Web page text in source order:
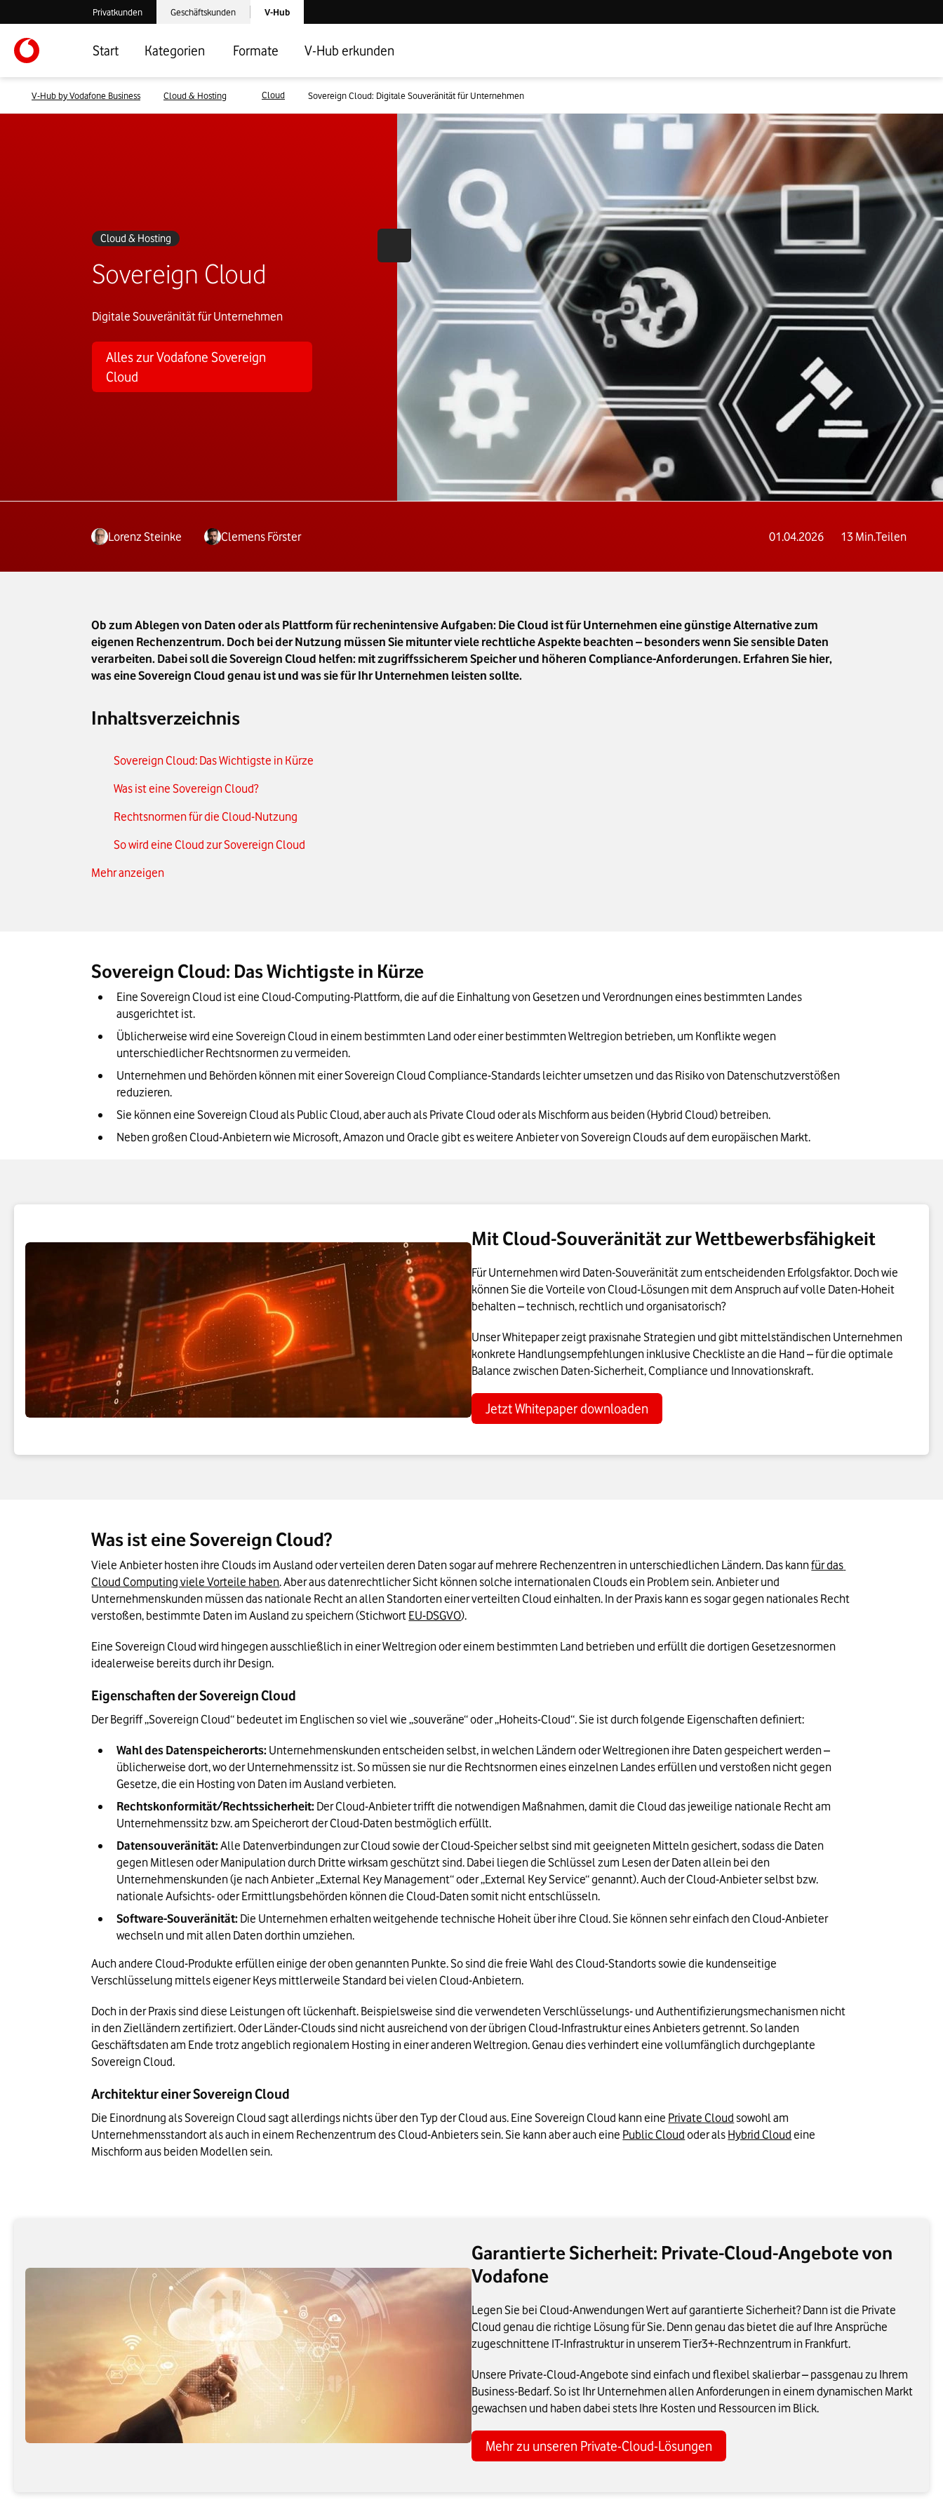
Verlassen der V-Hub Webseite: Zum Privatkundenbereich
Privatkunden Verlassen der V-Hub Webseite: Zum Geschäftskundenbereich
Geschäftskunden Laden der V-Hub Startseite
V-Hub
Start Kategorien Formate V-Hub erkunden
V-Hub by Vodafone Business Cloud & Hosting Cloud Sovereign Cloud: Digitale Souveränität für Unternehmen
Cloud & Hosting
Sovereign Cloud
Digitale Souveränität für Unternehmen
Alles zur Vodafone Sovereign
Cloud
Lorenz Steinke Clemens Förster 01.04.2026 13 Min.Teilen
Ob zum Ablegen von Daten oder als Plattform für rechenintensive Aufgaben: Die Cloud ist für Unternehmen eine günstige Alternative zum
eigenen Rechenzentrum. Doch bei der Nutzung müssen Sie mitunter viele rechtliche Aspekte beachten – besonders wenn Sie sensible Daten
verarbeiten. Dabei soll die Sovereign Cloud helfen: mit zugriffssicherem Speicher und höheren Compliance-Anforderungen. Erfahren Sie hier,
was eine Sovereign Cloud genau ist und was sie für Ihr Unternehmen leisten sollte.
Inhaltsverzeichnis
Sovereign Cloud: Das Wichtigste in Kürze
Was ist eine Sovereign Cloud?
Rechtsnormen für die Cloud-Nutzung
So wird eine Cloud zur Sovereign Cloud
Compliance und Nachweisbarkeit souveräner Cloud-Lösungen
Unser Fazit: Die Sovereign Cloud macht Unternehmen wettbewerbsfähiger
Mehr anzeigen
Sovereign Cloud: Das Wichtigste in Kürze
Eine Sovereign Cloud ist eine Cloud-Computing-Plattform, die auf die Einhaltung von Gesetzen und Verordnungen eines bestimmten Landes
ausgerichtet ist.
Üblicherweise wird eine Sovereign Cloud in einem bestimmten Land oder einer bestimmten Weltregion betrieben, um Konflikte wegen
unterschiedlicher Rechtsnormen zu vermeiden.
Unternehmen und Behörden können mit einer Sovereign Cloud Compliance-Standards leichter umsetzen und das Risiko von Datenschutzverstößen
reduzieren.
Sie können eine Sovereign Cloud als Public Cloud, aber auch als Private Cloud oder als Mischform aus beiden (Hybrid Cloud) betreiben.
Neben großen Cloud-Anbietern wie Microsoft, Amazon und Oracle gibt es weitere Anbieter von Sovereign Clouds auf dem europäischen Markt.
Mit Cloud-Souveränität zur Wettbewerbsfähigkeit
Für Unternehmen wird Daten-Souveränität zum entscheidenden Erfolgsfaktor. Doch wie
können Sie die Vorteile von Cloud-Lösungen mit dem Anspruch auf volle Daten-Hoheit
behalten – technisch, rechtlich und organisatorisch?
Unser Whitepaper zeigt praxisnahe Strategien und gibt mittelständischen Unternehmen
konkrete Handlungsempfehlungen inklusive Checkliste an die Hand – für die optimale
Balance zwischen Daten-Sicherheit, Compliance und Innovationskraft.
Jetzt Whitepaper downloaden
Was ist eine Sovereign Cloud?
Viele Anbieter hosten ihre Clouds im Ausland oder verteilen deren Daten sogar auf mehrere Rechenzentren in unterschiedlichen Ländern. Das kann für das
Cloud Computing viele Vorteile haben. Aber aus datenrechtlicher Sicht können solche internationalen Clouds ein Problem sein. Anbieter und
Unternehmenskunden müssen das nationale Recht an allen Standorten einer verteilten Cloud einhalten. In der Praxis kann es sogar gegen nationales Recht
verstoßen, bestimmte Daten im Ausland zu speichern (Stichwort EU-DSGVO).
Eine Sovereign Cloud wird hingegen ausschließlich in einer Weltregion oder einem bestimmten Land betrieben und erfüllt die dortigen Gesetzesnormen
idealerweise bereits durch ihr Design.
Eigenschaften der Sovereign Cloud
Der Begriff „Sovereign Cloud“ bedeutet im Englischen so viel wie „souveräne“ oder „Hoheits-Cloud“. Sie ist durch folgende Eigenschaften definiert:
Wahl des Datenspeicherorts: Unternehmenskunden entscheiden selbst, in welchen Ländern oder Weltregionen ihre Daten gespeichert werden –
üblicherweise dort, wo der Unternehmenssitz ist. So müssen sie nur die Rechtsnormen eines einzelnen Landes erfüllen und verstoßen nicht gegen
Gesetze, die ein Hosting von Daten im Ausland verbieten.
Rechtskonformität/Rechtssicherheit: Der Cloud-Anbieter trifft die notwendigen Maßnahmen, damit die Cloud das jeweilige nationale Recht am
Unternehmenssitz bzw. am Speicherort der Cloud-Daten bestmöglich erfüllt.
Datensouveränität: Alle Datenverbindungen zur Cloud sowie der Cloud-Speicher selbst sind mit geeigneten Mitteln gesichert, sodass die Daten
gegen Mitlesen oder Manipulation durch Dritte wirksam geschützt sind. Dabei liegen die Schlüssel zum Lesen der Daten allein bei den
Unternehmenskunden (je nach Anbieter „External Key Management“ oder „External Key Service“ genannt). Auch der Cloud-Anbieter selbst bzw.
nationale Aufsichts- oder Ermittlungsbehörden können die Cloud-Daten somit nicht entschlüsseln.
Software-Souveränität: Die Unternehmen erhalten weitgehende technische Hoheit über ihre Cloud. Sie können sehr einfach den Cloud-Anbieter
wechseln und mit allen Daten dorthin umziehen.
Auch andere Cloud-Produkte erfüllen einige der oben genannten Punkte. So sind die freie Wahl des Cloud-Standorts sowie die kundenseitige
Verschlüsselung mittels eigener Keys mittlerweile Standard bei vielen Cloud-Anbietern.
Doch in der Praxis sind diese Leistungen oft lückenhaft. Beispielsweise sind die verwendeten Verschlüsselungs- und Authentifizierungsmechanismen nicht
in den Zielländern zertifiziert. Oder Länder-Clouds sind nicht ausreichend von der übrigen Cloud-Infrastruktur eines Anbieters getrennt. So landen
Geschäftsdaten am Ende trotz angeblich regionalem Hosting in einer anderen Weltregion. Genau dies verhindert eine vollumfänglich durchgeplante
Sovereign Cloud.
Architektur einer Sovereign Cloud
Die Einordnung als Sovereign Cloud sagt allerdings nichts über den Typ der Cloud aus. Eine Sovereign Cloud kann eine Private Cloud sowohl am
Unternehmensstandort als auch in einem Rechenzentrum des Cloud-Anbieters sein. Sie kann aber auch eine Public Cloud oder als Hybrid Cloud eine
Mischform aus beiden Modellen sein.
Garantierte Sicherheit: Private-Cloud-Angebote von
Vodafone
Legen Sie bei Cloud-Anwendungen Wert auf garantierte Sicherheit? Dann ist die Private
Cloud genau die richtige Lösung für Sie. Denn genau das bietet die auf Ihre Ansprüche
zugeschnittene IT-Infrastruktur in unserem Tier3+-Rechnzentrum in Frankfurt.
Unsere Private-Cloud-Angebote sind einfach und flexibel skalierbar – passgenau zu Ihrem
Business-Bedarf. So ist Ihr Unternehmen allen Anforderungen in einem dynamischen Markt
gewachsen und haben dabei stets Ihre Kosten und Ressourcen im Blick.
Mehr zu unseren Private-Cloud-Lösungen